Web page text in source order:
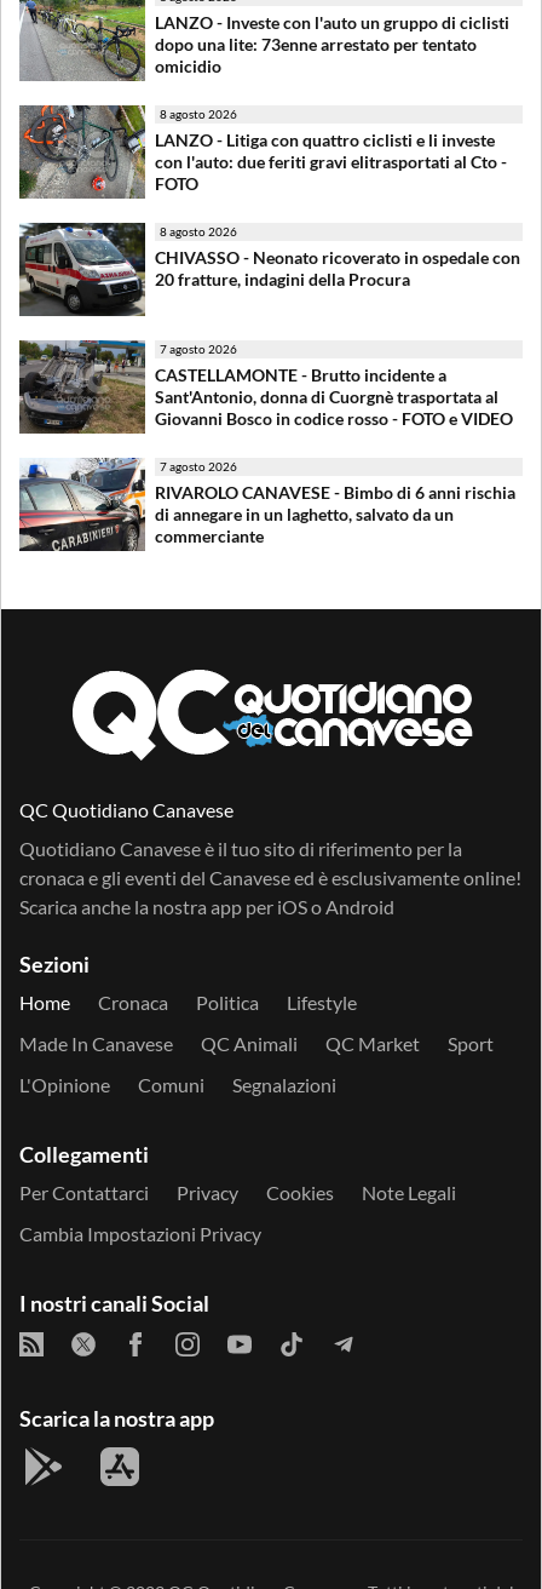
LANZO - Investe con l'auto un gruppo di ciclisti
dopo una lite: 73enne arrestato per tentato
omicidio
8 agosto 2026
LANZO - Litiga con quattro ciclisti e li investe
con l'auto: due feriti gravi elitrasportati al Cto -
FOTO
8 agosto 2026
CHIVASSO - Neonato ricoverato in ospedale con
20 fratture, indagini della Procura
7 agosto 2026
CASTELLAMONTE - Brutto incidente a
Sant'Antonio, donna di Cuorgnè trasportata al
Giovanni Bosco in codice rosso - FOTO e VIDEO
7 agosto 2026
RIVAROLO CANAVESE - Bimbo di 6 anni rischia
di annegare in un laghetto, salvato da un
commerciante
QC Quotidiano Canavese
Quotidiano Canavese è il tuo sito di riferimento per la
cronaca e gli eventi del Canavese ed è esclusivamente online!
Scarica anche la nostra app per iOSoAndroid
Sezioni
Home Cronaca Politica
Lifestyle
Made In Canavese
QC Animali QC Market
Sport
L'Opinione
Comuni Segnalazioni
Collegamenti
Per Contattarci Privacy Cookies
Note Legali
Cambia Impostazioni Privacy
I nostri canali Social
Scarica la nostra app